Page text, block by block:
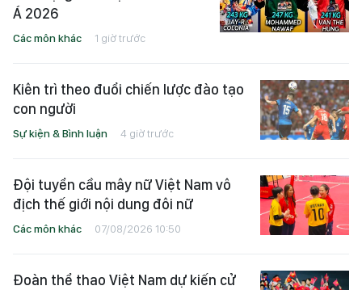
Á 2026
Các môn khác 1 giờ trước
Kiên trì theo đuổi chiến lược đào tạo
con người
Sự kiện & Bình luận 4 giờ trước
Đội tuyển cầu mây nữ Việt Nam vô
địch thế giới nội dung đôi nữ
Các môn khác 07/08/2026 10:50
Đoàn thể thao Việt Nam dự kiến cử